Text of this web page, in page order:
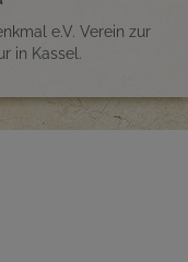
e.V. Verein zur
in Kassel.